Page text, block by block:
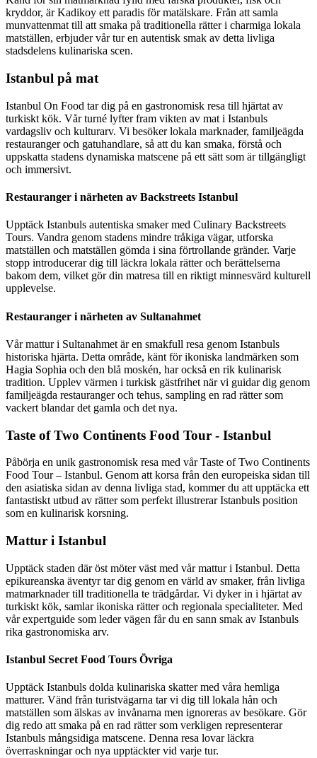
kryddor, är Kadikoy ett paradis för matälskare. Från att samla
munvattenmat till att smaka på traditionella rätter i charmiga lokala
matställen, erbjuder vår tur en autentisk smak av detta livliga
stadsdelens kulinariska scen.
Istanbul på mat
Istanbul On Food tar dig på en gastronomisk resa till hjärtat av
turkiskt kök. Vår turné lyfter fram vikten av mat i Istanbuls
vardagsliv och kulturarv. Vi besöker lokala marknader, familjeägda
restauranger och gatuhandlare, så att du kan smaka, förstå och
uppskatta stadens dynamiska matscene på ett sätt som är tillgängligt
och immersivt.
Restauranger i närheten av Backstreets Istanbul
Upptäck Istanbuls autentiska smaker med Culinary Backstreets
Tours. Vandra genom stadens mindre tråkiga vägar, utforska
matställen och matställen gömda i sina förtrollande gränder. Varje
stopp introducerar dig till läckra lokala rätter och berättelserna
bakom dem, vilket gör din matresa till en riktigt minnesvärd kulturell
upplevelse.
Restauranger i närheten av Sultanahmet
Vår mattur i Sultanahmet är en smakfull resa genom Istanbuls
historiska hjärta. Detta område, känt för ikoniska landmärken som
Hagia Sophia och den blå moskén, har också en rik kulinarisk
tradition. Upplev värmen i turkisk gästfrihet när vi guidar dig genom
familjeägda restauranger och tehus, sampling en rad rätter som
vackert blandar det gamla och det nya.
Taste of Two Continents Food Tour - Istanbul
Påbörja en unik gastronomisk resa med vår Taste of Two Continents
Food Tour – Istanbul. Genom att korsa från den europeiska sidan till
den asiatiska sidan av denna livliga stad, kommer du att upptäcka ett
fantastiskt utbud av rätter som perfekt illustrerar Istanbuls position
som en kulinarisk korsning.
Mattur i Istanbul
Upptäck staden där öst möter väst med vår mattur i Istanbul. Detta
epikureanska äventyr tar dig genom en värld av smaker, från livliga
matmarknader till traditionella te trädgårdar. Vi dyker in i hjärtat av
turkiskt kök, samlar ikoniska rätter och regionala specialiteter. Med
vår expertguide som leder vägen får du en sann smak av Istanbuls
rika gastronomiska arv.
Istanbul Secret Food Tours Övriga
Upptäck Istanbuls dolda kulinariska skatter med våra hemliga
matturer. Vänd från turistvägarna tar vi dig till lokala hån och
matställen som älskas av invånarna men ignoreras av besökare. Gör
dig redo att smaka på en rad rätter som verkligen representerar
Istanbuls mångsidiga matscene. Denna resa lovar läckra
överraskningar och nya upptäckter vid varje tur.